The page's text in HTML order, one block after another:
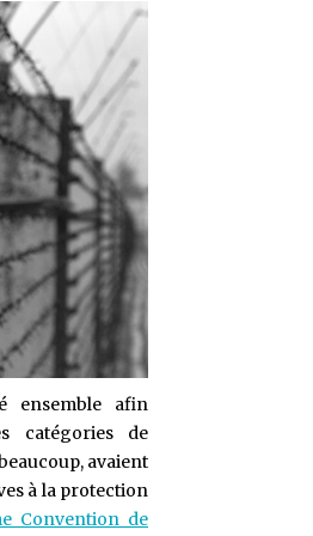
ensemble afin
catégories de
avaient
à la protection
Convention de